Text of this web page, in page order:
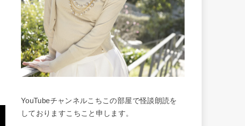
YouTubeチャンネルこちこの部屋で怪談朗読を
しておりますこちこと申します。